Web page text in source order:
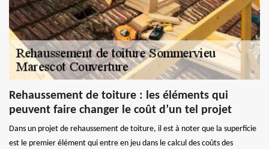
Rehaussement de toiture : les éléments qui
peuvent faire changer le coût d’un tel projet
Dans un projet de rehaussement de toiture, il est à noter que la superficie
est le premier élément qui entre en jeu dans le calcul des coûts des